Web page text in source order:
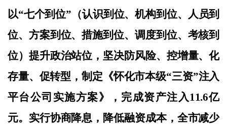
以“七个到位”（认识到位、机构到位、人员到
位、方案到位、措施到位、调度到位、考核到
位）提升政治站位，坚决防风险、控增量、化
存量、促转型，制定《怀化市本级“三资”注入
平台公司实施方案》，完成资产注入11.6亿
元。实行协商降息，降低融资成本，全市减少